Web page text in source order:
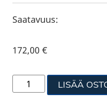
Saatavuus:
172,00€
LISÄÄ